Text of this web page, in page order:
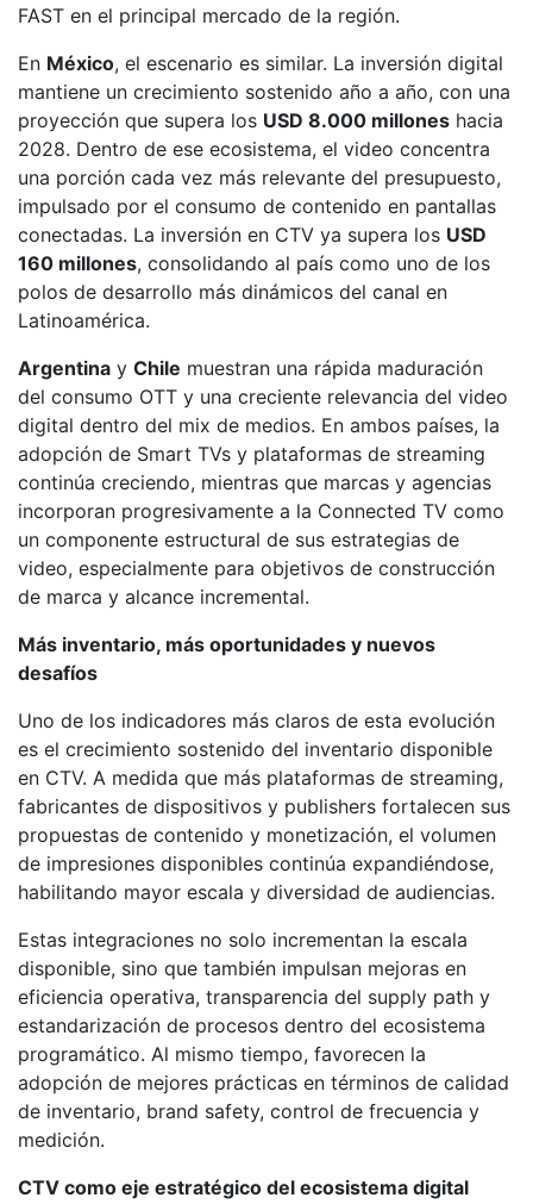
FAST en el principal mercado de la región.
En México, el escenario es similar. La inversión digital
mantiene un crecimiento sostenido año a año, con una
proyección que supera los USD 8.000 millones hacia
2028. Dentro de ese ecosistema, el video concentra
una porción cada vez más relevante del presupuesto,
impulsado por el consumo de contenido en pantallas
conectadas. La inversión en CTV ya supera los USD
160 millones, consolidando al país como uno de los
polos de desarrollo más dinámicos del canal en
Latinoamérica.
Argentina y Chile muestran una rápida maduración
del consumo OTT y una creciente relevancia del video
digital dentro del mix de medios. En ambos países, la
adopción de Smart TVs y plataformas de streaming
continúa creciendo, mientras que marcas y agencias
incorporan progresivamente a la Connected TV como
un componente estructural de sus estrategias de
video, especialmente para objetivos de construcción
de marca y alcance incremental.
Más inventario, más oportunidades y nuevos
desafíos
Uno de los indicadores más claros de esta evolución
es el crecimiento sostenido del inventario disponible
en CTV. A medida que más plataformas de streaming,
fabricantes de dispositivos y publishers fortalecen sus
propuestas de contenido y monetización, el volumen
de impresiones disponibles continúa expandiéndose,
habilitando mayor escala y diversidad de audiencias.
Estas integraciones no solo incrementan la escala
disponible, sino que también impulsan mejoras en
eficiencia operativa, transparencia del supply path y
estandarización de procesos dentro del ecosistema
programático. Al mismo tiempo, favorecen la
adopción de mejores prácticas en términos de calidad
de inventario, brand safety, control de frecuencia y
medición.
CTV como eje estratégico del ecosistema digital